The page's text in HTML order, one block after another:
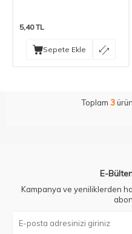
5,40TL
Sepete Ekle
Toplam 3
E-
Kampanya ve yeniliklerden